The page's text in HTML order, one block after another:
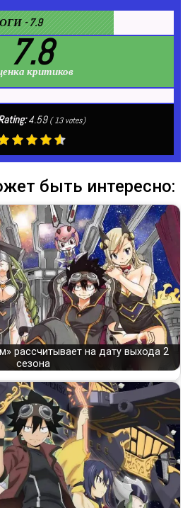
- 7.9
7.8
критиков
4.59 (13votes)
быть интересно:
рассчитывает на дату выхода 2
сезона